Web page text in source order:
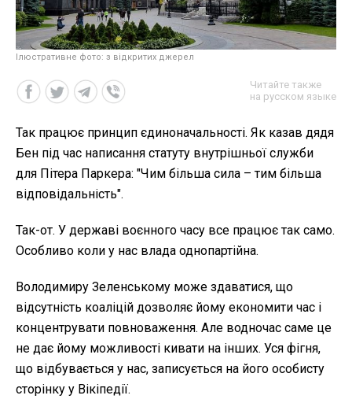
Ілюстративне фото: з відкритих джерел
Читайте также
на русском языке
Так працює принцип єдиноначальності. Як казав дядя
Бен під час написання статуту внутрішньої служби
для Пітера Паркера: "Чим більша сила – тим більша
відповідальність".
Так-от. У державі воєнного часу все працює так само.
Особливо коли у нас влада однопартійна.
Володимиру Зеленському може здаватися, що
відсутність коаліцій дозволяє йому економити час і
концентрувати повноваження. Але водночас саме це
не дає йому можливості кивати на інших. Уся фігня,
що відбувається у нас, записується на його особисту
сторінку у Вікіпедії.